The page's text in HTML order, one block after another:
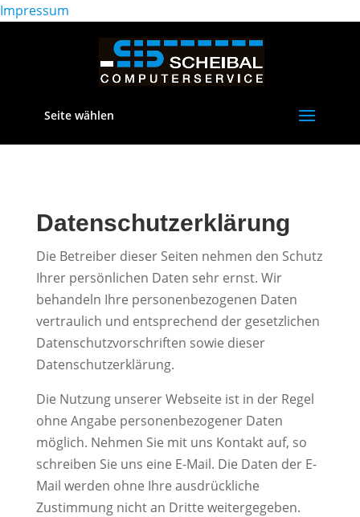
Impressum
Seite wählen
Datenschutzerklärung
Die Betreiber dieser Seiten nehmen den Schutz
Ihrer persönlichen Daten sehr ernst. Wir
behandeln Ihre personenbezogenen Daten
vertraulich und entsprechend der gesetzlichen
Datenschutzvorschriften sowie dieser
Datenschutzerklärung.
Die Nutzung unserer Webseite ist in der Regel
ohne Angabe personenbezogener Daten
möglich. Nehmen Sie mit uns Kontakt auf, so
schreiben Sie uns eine E-Mail. Die Daten der E-
Mail werden ohne Ihre ausdrückliche
Zustimmung nicht an Dritte weitergegeben.